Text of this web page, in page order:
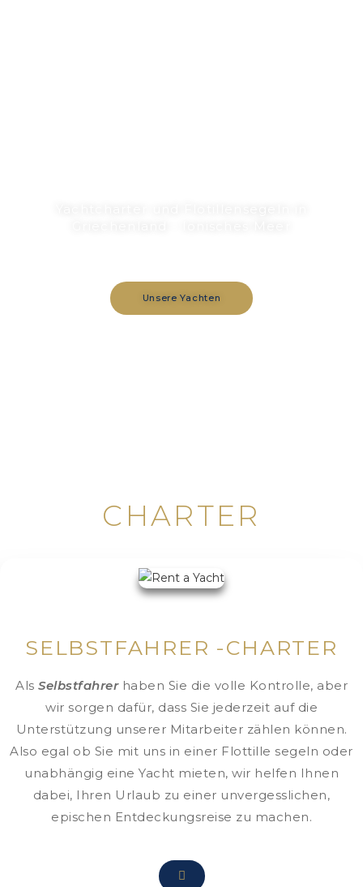
Unsere Yachten
CHARTER
SELBSTFAHRER -CHARTER
Als Selbstfahrer haben Sie die volle Kontrolle, aber
wir sorgen dafür, dass Sie jederzeit auf die
Unterstützung unserer Mitarbeiter zählen können.
Also egal ob Sie mit uns in einer Flottille segeln oder
unabhängig eine Yacht mieten, wir helfen Ihnen
dabei, Ihren Urlaub zu einer unvergesslichen,
epischen Entdeckungsreise zu machen.